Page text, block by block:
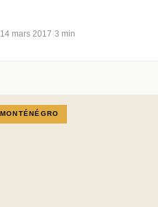
14 mars 2017·3 min
MONTÉNÉGRO